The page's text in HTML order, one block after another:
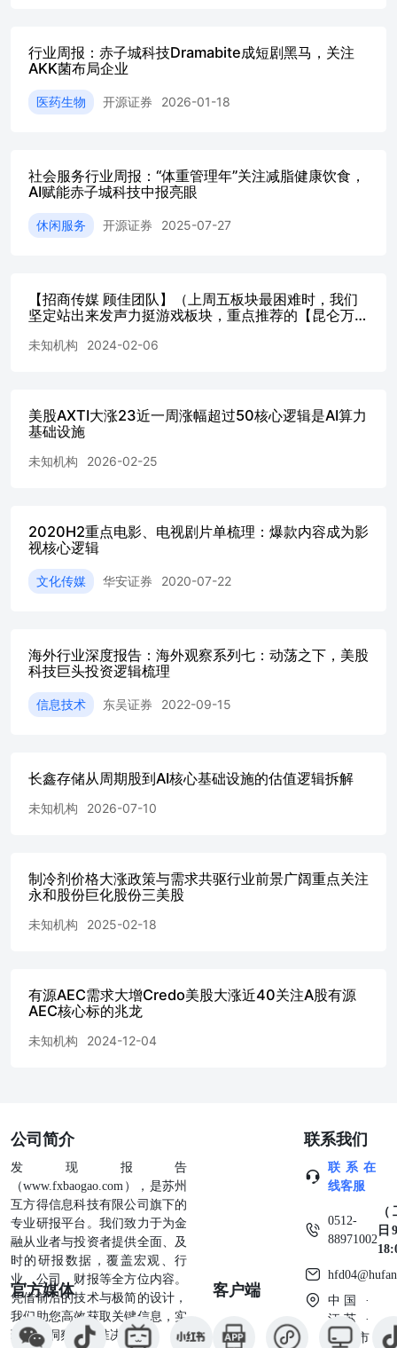
币），再度验证公司爆款研发能力。 4月、5月公司流水持
续强劲增长，中东战争影响近似于无。 预计26/27年净利润
12/15亿，对应PE为9/7倍。
行业周报：赤子城科技Dramabite成短剧黑马，关注
AKK菌布局企业
医药生物 开源证券 2026-01-18
社会服务行业周报：“体重管理年”关注减脂健康饮食，
AI赋能赤子城科技中报亮眼
休闲服务 开源证券 2025-07-27
【招商传媒 顾佳团队】（上周五板块最困难时，我们
坚定站出来发声力挺游戏板块，重点推荐的【昆仑万
界】等近期持续大涨，我们这个位置继续坚定看好游戏
未知机构 2024-02-06
美股AXTI大涨23近一周涨幅超过50核心逻辑是AI算力
基础设施
未知机构 2026-02-25
2020H2重点电影、电视剧片单梳理：爆款内容成为影
视核心逻辑
文化传媒 华安证券 2020-07-22
海外行业深度报告：海外观察系列七：动荡之下，美股
科技巨头投资逻辑梳理
信息技术 东吴证券 2022-09-15
长鑫存储从周期股到AI核心基础设施的估值逻辑拆解
未知机构 2026-07-10
制冷剂价格大涨政策与需求共驱行业前景广阔重点关注
永和股份巨化股份三美股
未知机构 2025-02-18
有源AEC需求大增Credo美股大涨近40关注A股有源
AEC核心标的兆龙
未知机构 2024-12-04
公司简介
发现报告
（www.fxbaogao.com），是苏州
互方得信息科技有限公司旗下的
专业研报平台。我们致力于为金
融从业者与投资者提供全面、及
时的研报数据，覆盖宏观、行
业、公司、财报等全方位内容。
凭借前沿的技术与极简的设计，
我们助您高效获取关键信息，实
现深度洞察与精准决策。
官方媒体 客户端
联系我们
联系在
线客服
0512-
88971002
日
中国 ·
江苏 ·
苏州市